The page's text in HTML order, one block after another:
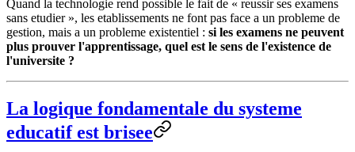
Quand la technologie rend possible le fait de « reussir ses examens
sans etudier », les etablissements ne font pas face a un probleme de
gestion, mais a un probleme existentiel : si les examens ne peuvent
plus prouver l'apprentissage, quel est le sens de l'existence de
l'universite ?
La logique fondamentale du systeme
educatif est brisee